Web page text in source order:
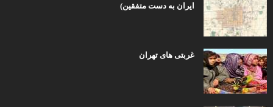
ایران به دست متفقین)
غربتی های تهران